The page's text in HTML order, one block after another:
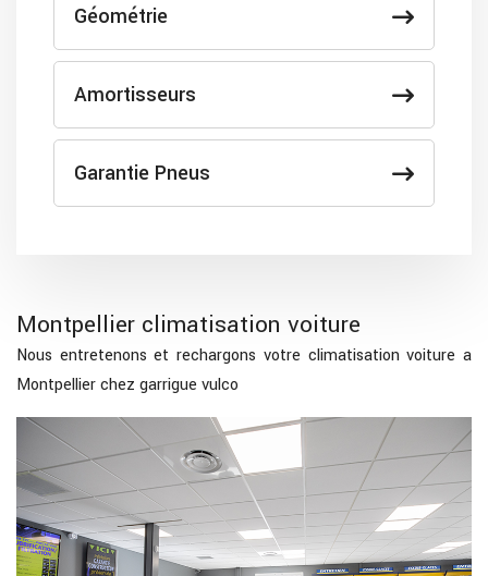
Géométrie
Amortisseurs
Garantie Pneus
Montpellier climatisation voiture
Nous entretenons et rechargons votre climatisation voiture a
Montpellier chez garrigue vulco